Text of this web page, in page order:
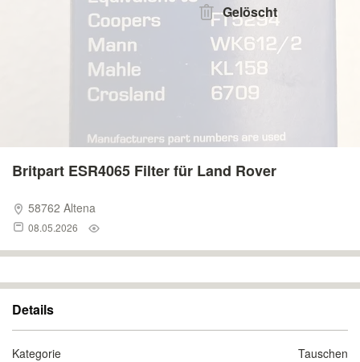
Anzeige aufgeben
Gelöscht
Britpart ESR4065 Filter für Land Rover
58762 Altena
08.05.2026
Details
Kategorie Tauschen